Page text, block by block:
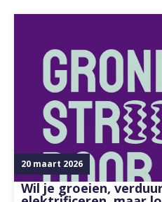
20 maart 2026
Wil je groeien,